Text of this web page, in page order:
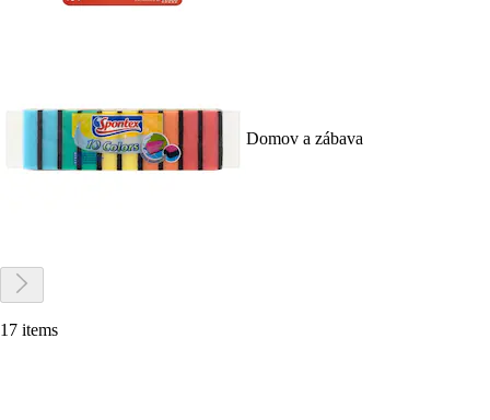
Domov a zábava
17 items